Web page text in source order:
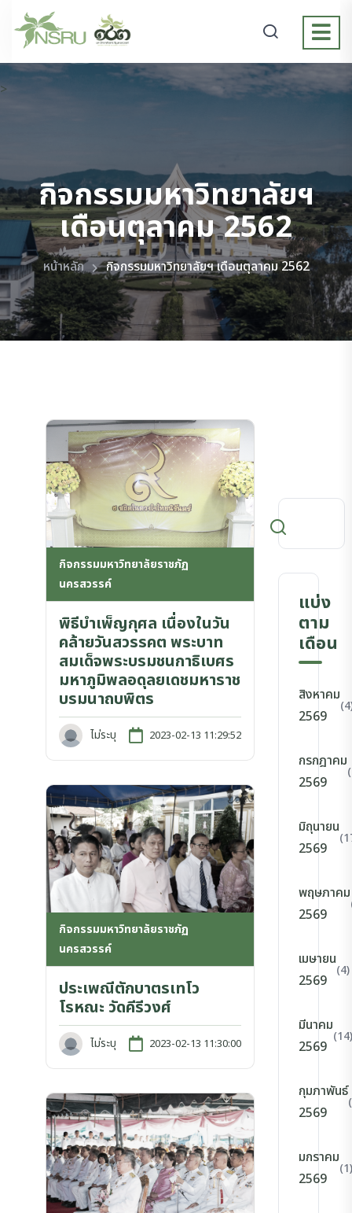
>
กิจกรรมมหาวิทยาลัยฯ
เดือนตุลาคม 2562
หน้าหลัก กิจกรรมมหาวิทยาลัยฯ เดือนตุลาคม 2562
กิจกรรมมหาวิทยาลัยราชภัฏ
นครสวรรค์
พิธีบำเพ็ญกุศล เนื่องในวัน
คล้ายวันสวรรคต พระบาท
สมเด็จพระบรมชนกาธิเบศร
มหาภูมิพลอดุลยเดชมหาราช
บรมนาถบพิตร
ไม่ระบุ 2023-02-13 11:29:52
กิจกรรมมหาวิทยาลัยราชภัฏ
นครสวรรค์
ประเพณีตักบาตรเทโว
โรหณะ วัดคีรีวงศ์
ไม่ระบุ 2023-02-13 11:30:00
แบ่ง
ตาม
เดือน
สิงหาคม
2569
กรกฎาคม
2569
มิถุนายน
2569
พฤษภาคม
2569
เมษายน
2569
(4)
มีนาคม
2569
(14)
กุมภาพันธ์
2569
มกราคม
2569
(1)